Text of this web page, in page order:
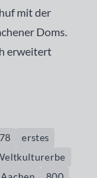
mit der
Doms.
erweitert
erstes